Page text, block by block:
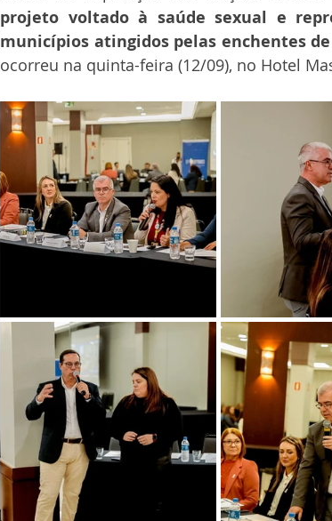
projeto voltado à saúde sexual e
municípios atingidos pelas enchentes
ocorreu na quinta-feira (12/09), no Hotel